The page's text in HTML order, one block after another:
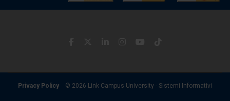
Privacy Policy © 2026 Link Campus University - Sistemi Informativi